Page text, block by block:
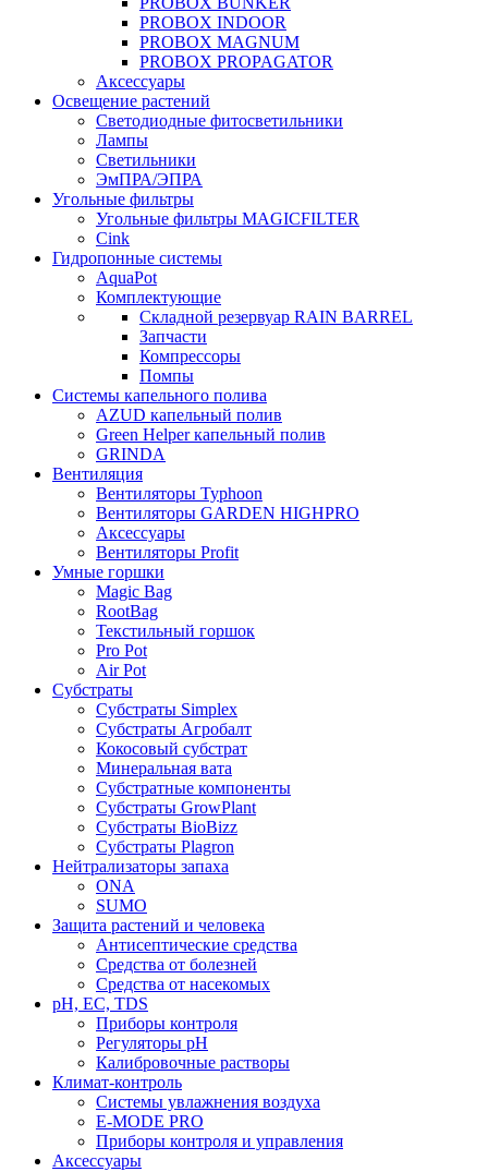
PROBOX INDOOR
PROBOX MAGNUM
PROBOX PROPAGATOR
Аксессуары
Освещение растений
Светодиодные фитосветильники
Лампы
Светильники
ЭмПРА/ЭПРА
Угольные фильтры
Угольные фильтры MAGICFILTER
Cink
Гидропонные системы
AquaPot
Комплектующие
Складной резервуар RAIN BARREL
Запчасти
Компрессоры
Помпы
Системы капельного полива
AZUD капельный полив
Green Helper капельный полив
GRINDA
Вентиляция
Вентиляторы Typhoon
Вентиляторы GARDEN HIGHPRO
Аксессуары
Вентиляторы Profit
Умные горшки
Magic Bag
RootBag
Текстильный горшок
Pro Pot
Air Pot
Субстраты
Субстраты Simplex
Субстраты Агробалт
Кокосовый субстрат
Минеральная вата
Субстратные компоненты
Субстраты GrowPlant
Субстраты BioBizz
Субстраты Plagron
Нейтрализаторы запаха
ONA
SUMO
Защита растений и человека
Антисептические средства
Средства от болезней
Средства от насекомых
pH, EC, TDS
Приборы контроля
Регуляторы pH
Калибровочные растворы
Климат-контроль
Системы увлажнения воздуха
E-MODE PRO
Приборы контроля и управления
Аксессуары